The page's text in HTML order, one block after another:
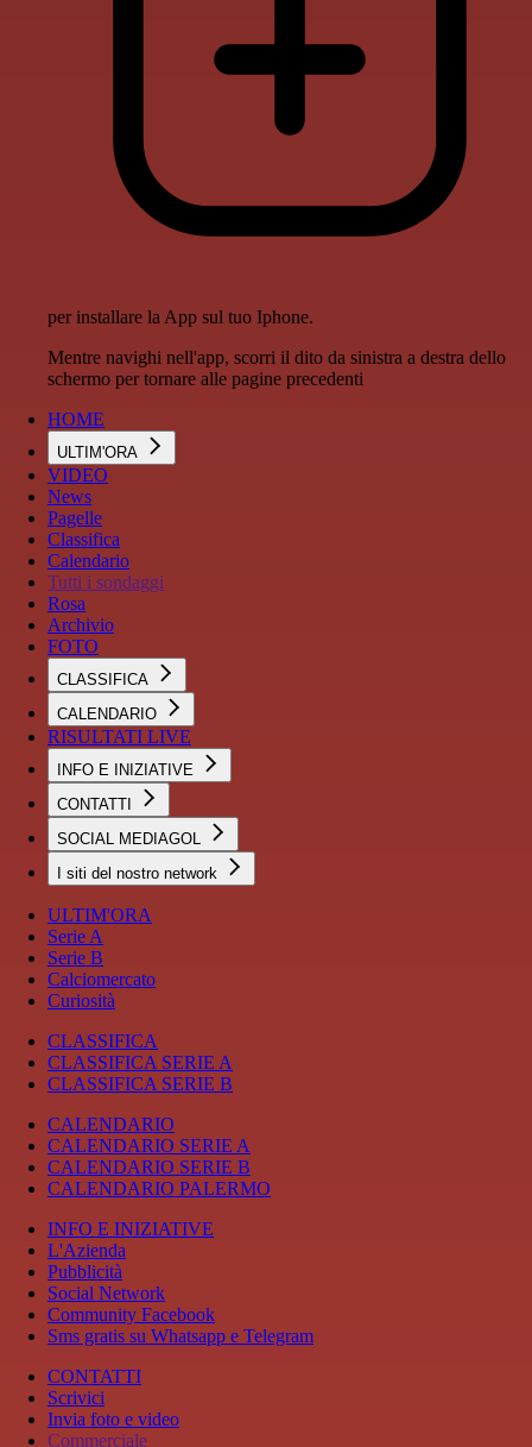
per installare la App sul tuo Iphone.
Mentre navighi nell'app, scorri il dito da sinistra a destra dello
schermo per tornare alle pagine precedenti
HOME
ULTIM'ORA
VIDEO
News
Pagelle
Classifica
Calendario
Tutti i sondaggi
Rosa
Archivio
FOTO
CLASSIFICA
CALENDARIO
RISULTATI LIVE
INFO E INIZIATIVE
CONTATTI
SOCIAL MEDIAGOL
I siti del nostro network
ULTIM'ORA
Serie A
Serie B
Calciomercato
Curiosità
CLASSIFICA
CLASSIFICA SERIE A
CLASSIFICA SERIE B
CALENDARIO
CALENDARIO SERIE A
CALENDARIO SERIE B
CALENDARIO PALERMO
INFO E INIZIATIVE
L'Azienda
Pubblicità
Social Network
Community Facebook
Sms gratis su Whatsapp e Telegram
CONTATTI
Scrivici
Invia foto e video
Commerciale